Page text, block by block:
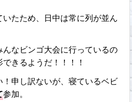
いたため、日中は常に列が並ん
なビンゴ大会に行っているの
できるようだ！！！！
申し訳ないが、寝ているベビ
参加。